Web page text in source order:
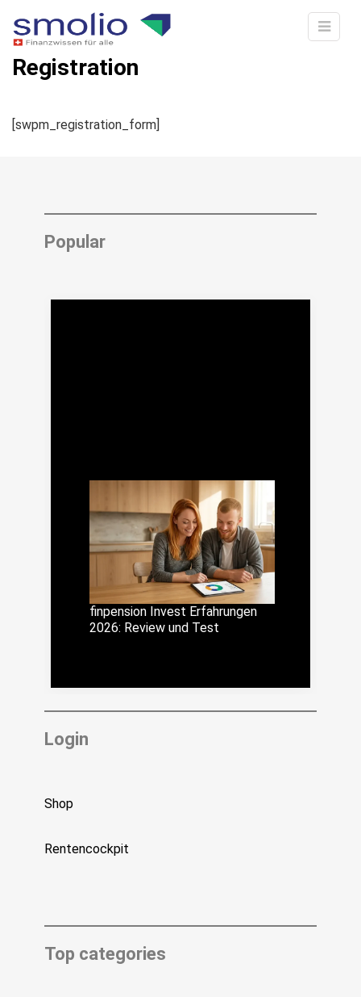
Registration
[swpm_registration_form]
Popular
finpension Invest Erfahrungen
2026: Review und Test
Login
Shop
Rentencockpit
Top categories